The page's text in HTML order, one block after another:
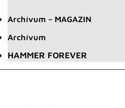
Archívum – MAGAZIN
Archívum
HAMMER FOREVER